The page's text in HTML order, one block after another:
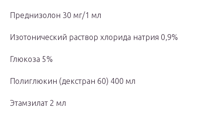
Преднизолон 30 мг/1 мл
Изотонический раствор хлорида натрия 0,9%
Глюкоза 5%
Полиглюкин (декстран 60) 400 мл
Этамзилат 2 мл